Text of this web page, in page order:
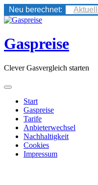
Neu berechnet:
Skip
content
Gaspreise
Clever Gasvergleich starten
Start
Gaspreise
Tarife
Anbieterwechsel
Nachhaltigkeit
Cookies
Impressum